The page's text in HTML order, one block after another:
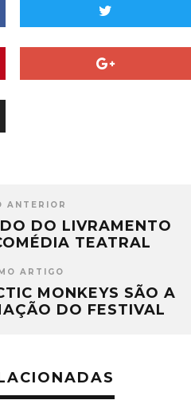
ANTERIOR
DO LIVRAMENTO
TEATRAL
ARTIGO
MONKEYS SÃO A
DO FESTIVAL